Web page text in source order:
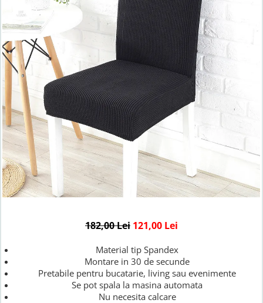
Lenjerii de pat Bumbac 100%
Lenjerii de pat Cocolino
Lenjerii de pat Finet + 2 Draperii
Lenjerii de pat Saten 4 piese cu
elastic
182,00 Lei 121,00 Lei
Material tip Spandex
Montare in 30 de secunde
Pretabile pentru bucatarie, living sau evenimente
Se pot spala la masina automata
Nu necesita calcare